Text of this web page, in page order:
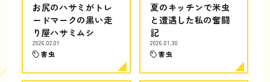
お尻のハサミがトレ
ードマークの黒い走
り屋ハサミムシ
2026.02.01
害虫
夏のキッチンで米虫
と遭遇した私の奮闘
記
2026.01.30
害虫